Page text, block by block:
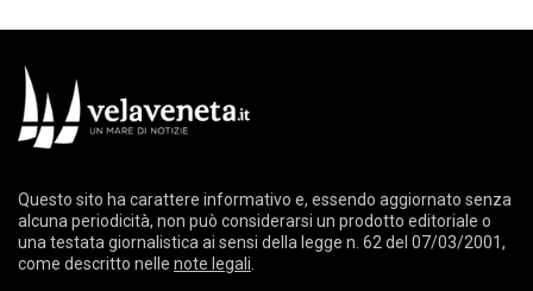
Questo sito ha carattere informativo e, essendo aggiornato senza
alcuna periodicità, non può considerarsi un prodotto editoriale o
una testata giornalistica ai sensi della legge n. 62 del 07/03/2001,
come descritto nelle note legali.